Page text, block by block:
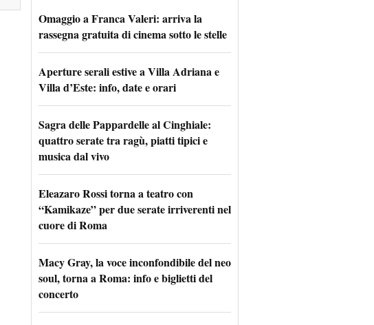
Omaggio a Franca Valeri: arriva la
rassegna gratuita di cinema sotto le stelle
Aperture serali estive a Villa Adriana e
Villa d’Este: info, date e orari
Sagra delle Pappardelle al Cinghiale:
quattro serate tra ragù, piatti tipici e
musica dal vivo
Eleazaro Rossi torna a teatro con
“Kamikaze” per due serate irriverenti nel
cuore di Roma
Macy Gray, la voce inconfondibile del neo
soul, torna a Roma: info e biglietti del
concerto